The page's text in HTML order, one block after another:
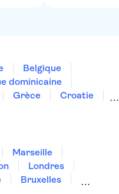
Belgique
dominicaine
Grèce
Croatie
Marseille
Londres
Bruxelles